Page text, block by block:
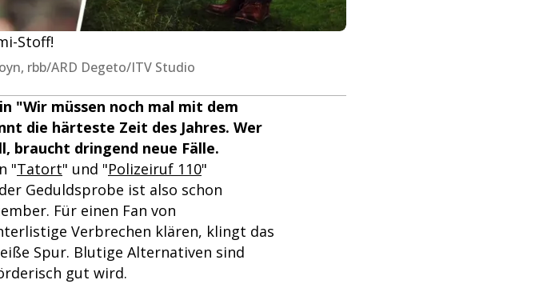
Stoff!
rbb/ARD Degeto/ITV Studio
"Wir müssen noch mal mit dem
die härteste Zeit des Jahres. Wer
braucht dringend neue Fälle.
"Tatort" und "Polizeiruf 110"
Geduldsprobe ist also schon
Für einen Fan von
Verbrechen klären, klingt das
Spur. Blutige Alternativen sind
gut wird.